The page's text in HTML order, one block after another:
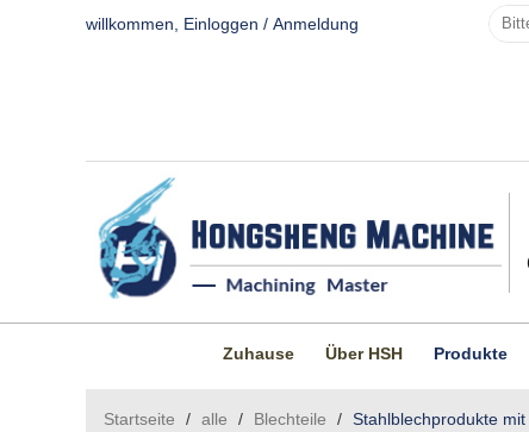
willkommen, Einloggen / Anmeldung
Zuhause Über HSH Produkte
Startseite / alle / Blechteile / Stahlblechprodukte